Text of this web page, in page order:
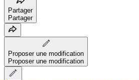
Partager
Partager
Proposer une modification
Proposer une modification